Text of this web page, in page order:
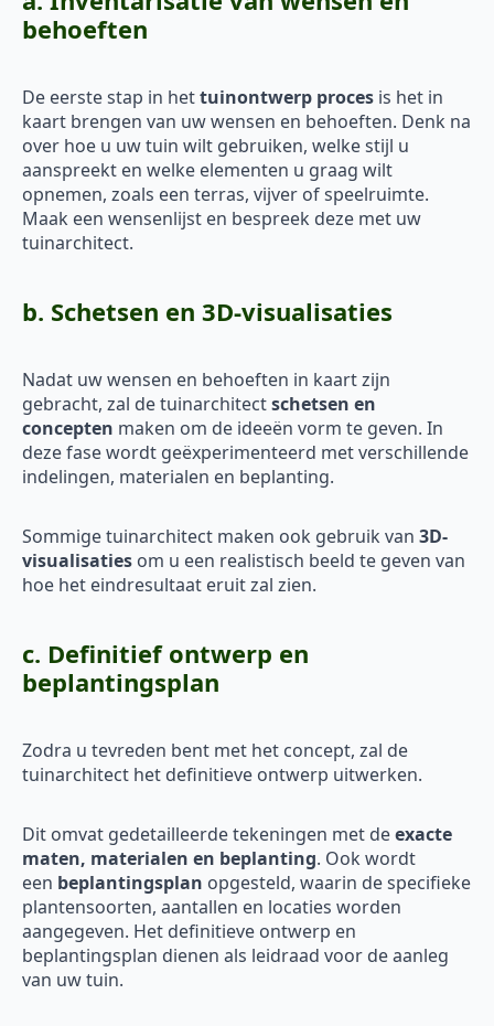
behoeften
De eerste stap in hettuinontwerp proces is het in
kaart brengen van uw wensen en behoeften. Denk na
over hoe u uw tuin wilt gebruiken, welke stijl u
aanspreekt en welke elementen u graag wilt
opnemen, zoals een terras, vijver of speelruimte.
Maak een wensenlijst en bespreek deze met uw
tuinarchitect.
b. Schetsen en 3D-visualisaties
Nadat uw wensen en behoeften in kaart zijn
gebracht, zal de tuinarchitectschetsen en
concepten maken om de ideeën vorm te geven. In
deze fase wordt geëxperimenteerd met verschillende
indelingen, materialen en beplanting.
Sommige tuinarchitect maken ook gebruik van 3D-
visualisaties om u een realistisch beeld te geven van
hoe het eindresultaat eruit zal zien.
c. Definitief ontwerp en
beplantingsplan
Zodra u tevreden bent met het concept, zal de
tuinarchitect het definitieve ontwerp uitwerken.
Dit omvat gedetailleerde tekeningen met deexacte
maten, materialen en beplanting. Ook wordt
een beplantingsplan opgesteld, waarin de specifieke
plantensoorten, aantallen en locaties worden
aangegeven. Het definitieve ontwerp en
beplantingsplan dienen als leidraad voor de aanleg
van uw tuin.